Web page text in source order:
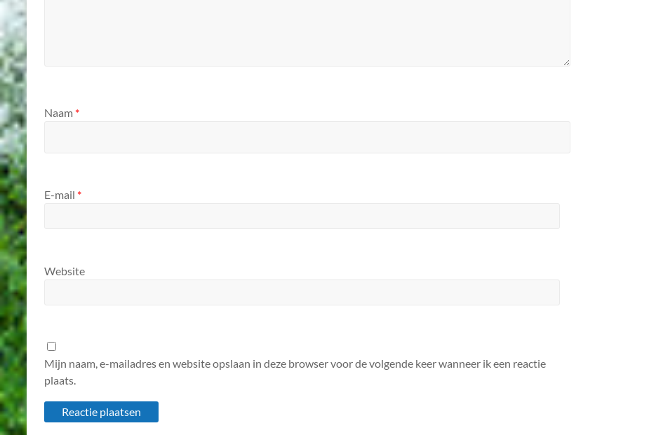
Naam *
E-mail *
Website
Mijn naam, e-mailadres en website opslaan in deze browser voor de volgende keer wanneer ik een reactie
plaats.